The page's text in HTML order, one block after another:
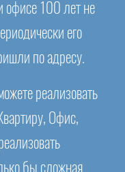
офисе 100 лет не
его
по адресу.
реализовать
Офис,
бы сложная